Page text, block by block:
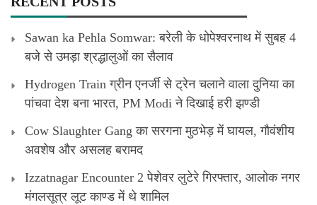
Sawan ka Pehla Somwar: बरेली के धोपेश्वरनाथ में सुबह 4
बजे से उमड़ा श्रद्धालुओं का सैलाव
Hydrogen Train ग्रीन एनर्जी से ट्रेन चलाने वाला दुनिया का
पांचवा देश बना भारत, PM Modi ने दिखाई हरी झण्डी
Cow Slaughter Gang का सरगना मुठभेड़ में घायल, गौवंशीय
अवशेष और असलह बरामद
Izzatnagar Encounter 2 पेशेवर लुटेरे गिरफ्तार, आलोक नगर
मंगलसूत्र लूट काण्‍ड में थे शामिल